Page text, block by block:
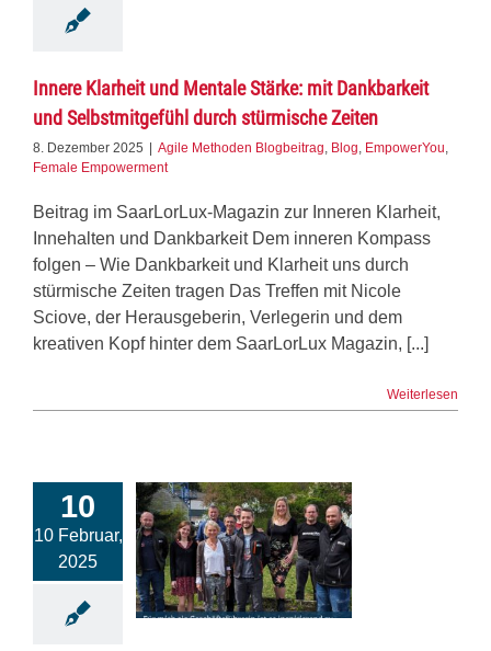
Innere Klarheit und Mentale Stärke: mit Dankbarkeit
und Selbstmitgefühl durch stürmische Zeiten
8. Dezember 2025 Agile Methoden Blogbeitrag, Blog, EmpowerYou,
Female Empowerment
Beitrag im SaarLorLux-Magazin zur Inneren Klarheit,
Innehalten und Dankbarkeit Dem inneren Kompass
folgen – Wie Dankbarkeit und Klarheit uns durch
stürmische Zeiten tragen Das Treffen mit Nicole
Sciove, der Herausgeberin, Verlegerin und dem
kreativen Kopf hinter dem SaarLorLux Magazin, [...]
Weiterlesen
10
10 Februar,
2025